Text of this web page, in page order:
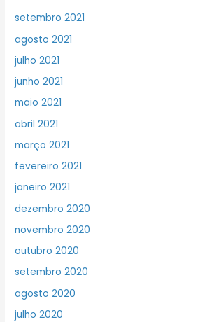
setembro 2021
agosto 2021
julho 2021
junho 2021
maio 2021
abril 2021
março 2021
fevereiro 2021
janeiro 2021
dezembro 2020
novembro 2020
outubro 2020
setembro 2020
agosto 2020
julho 2020